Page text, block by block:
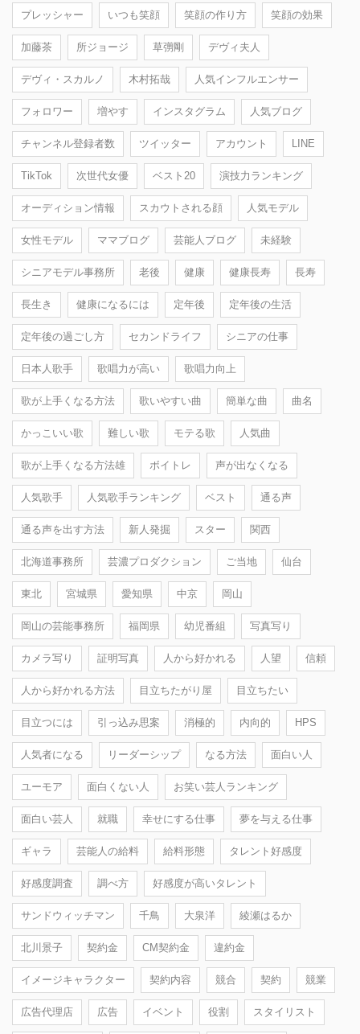
プレッシャー いつも笑顔 笑顔の作り方 笑顔の効果
加藤茶 所ジョージ 草彅剛 デヴィ夫人
デヴィ・スカルノ 木村拓哉 人気インフルエンサー
フォロワー 増やす インスタグラム 人気ブログ
チャンネル登録者数 ツイッター アカウント LINE
TikTok 次世代女優 ベスト20 演技力ランキング
オーディション情報 スカウトされる顔 人気モデル
女性モデル ママブログ 芸能人ブログ 未経験
シニアモデル事務所 老後 健康 健康長寿 長寿
長生き 健康になるには 定年後 定年後の生活
定年後の過ごし方 セカンドライフ シニアの仕事
日本人歌手 歌唱力が高い 歌唱力向上
歌が上手くなる方法 歌いやすい曲 簡単な曲 曲名
かっこいい歌 難しい歌 モテる歌 人気曲
歌が上手くなる方法雄 ボイトレ 声が出なくなる
人気歌手 人気歌手ランキング ベスト 通る声
通る声を出す方法 新人発掘 スター 関西
北海道事務所 芸濃プロダクション ご当地 仙台
東北 宮城県 愛知県 中京 岡山
岡山の芸能事務所 福岡県 幼児番組 写真写り
カメラ写り 証明写真 人から好かれる 人望 信頼
人から好かれる方法 目立ちたがり屋 目立ちたい
目立つには 引っ込み思案 消極的 内向的 HPS
人気者になる リーダーシップ なる方法 面白い人
ユーモア 面白くない人 お笑い芸人ランキング
面白い芸人 就職 幸せにする仕事 夢を与える仕事
ギャラ 芸能人の給料 給料形態 タレント好感度
好感度調査 調べ方 好感度が高いタレント
サンドウィッチマン 千鳥 大泉洋 綾瀬はるか
北川景子 契約金 CM契約金 違約金
イメージキャラクター 契約内容 競合 契約 競業
広告代理店 広告 イベント 役割 スタイリスト